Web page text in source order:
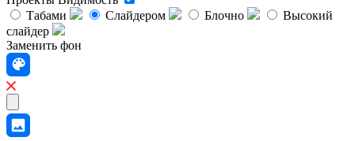
Табами
Слайдером Блочно
Высокий
слайдер
Заменить фон